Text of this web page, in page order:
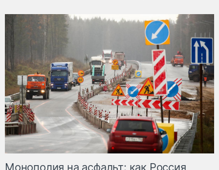
Монополия на асфальт: как Россия